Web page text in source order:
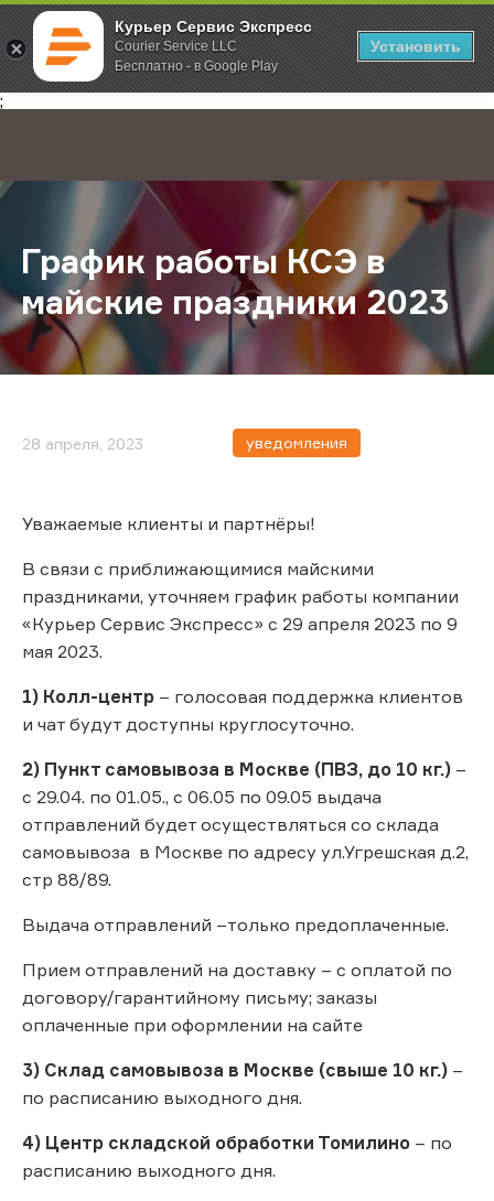
Курьер Сервис Экспресс
Courier Service LLC
Бесплатно - в Google Play
Установить
;
Главная О компании Новости График работы КСЭ в майские
График работы КСЭ в
майские праздники 2023
28 апреля, 2023 уведомления
Уважаемые клиенты и партнёры!
В связи с приближающимися майскими
праздниками, уточняем график работы компании
«Курьер Сервис Экспресс» с 29 апреля 2023 по 9
мая 2023.
1) Колл-центр – голосовая поддержка клиентов
и чат будут доступны круглосуточно.
2) Пункт самовывоза в Москве (ПВЗ, до 10 кг.) –
с 29.04. по 01.05., с 06.05 по 09.05 выдача
отправлений будет осуществляться со склада
самовывоза в Москве по адресу ул.Угрешская д.2,
стр 88/89.
Выдача отправлений –только предоплаченные.
Прием отправлений на доставку – с оплатой по
договору/гарантийному письму; заказы
оплаченные при оформлении на сайте
3) Склад самовывоза в Москве (свыше 10 кг.) –
по расписанию выходного дня.
4) Центр складской обработки Томилино – по
расписанию выходного дня.